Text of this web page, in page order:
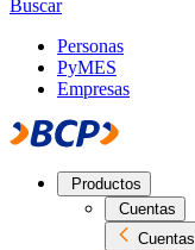
Buscar
Personas
PyMES
Empresas
Productos
Cuentas
Cuentas